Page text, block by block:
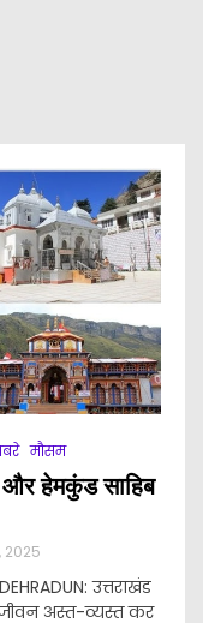
मौसम
और हेमकुंड साहिब
2025
उत्तराखंड
अस्त-व्यस्त कर